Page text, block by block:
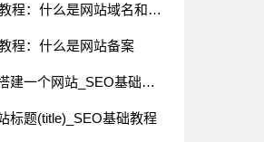
：什么是网站域名和网站空间
程：什么是网站备案
一个网站_SEO基础教程
标题(title)_SEO基础教程